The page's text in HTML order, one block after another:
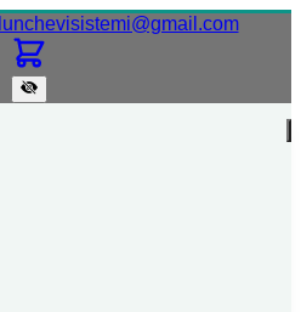
телефонен номер.